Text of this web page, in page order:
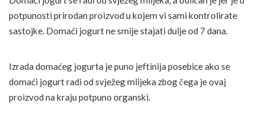
potpunosti prirodan proizvod u kojem vi sami kontrolirate
sastojke. Domaći jogurt ne smije stajati dulje od 7 dana.
Izrada domaćeg jogurta je puno jeftinija posebice ako se
domaći jogurt radi od svježeg mlijeka zbog čega je ovaj
proizvod na kraju potpuno organski.